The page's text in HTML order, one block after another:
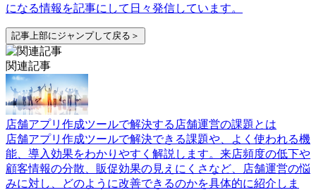
になる情報を記事にして日々発信しています。
記事上部にジャンプして戻る＞
関連記事
店舗アプリ作成ツールで解決する店舗運営の課題とは
店舗アプリ作成ツールで解決できる課題や、よく使われる機
能、導入効果をわかりやすく解説します。来店頻度の低下や
顧客情報の分散、販促効果の見えにくさなど、店舗運営の悩
みに対し、どのように改善できるのかを具体的に紹介しま